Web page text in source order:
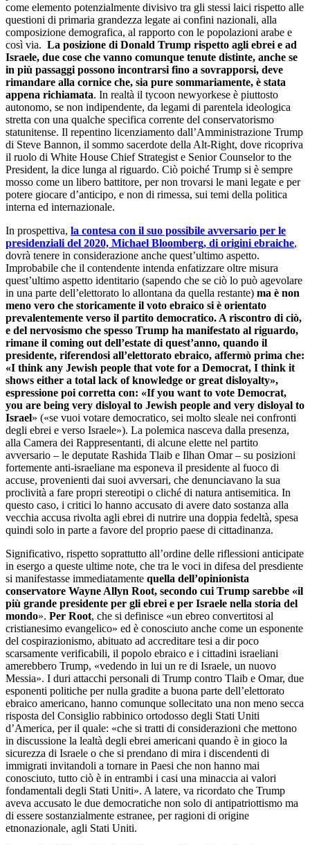
come elemento potenzialmente divisivo tra gli stessi laici rispetto alle
questioni di primaria grandezza legate ai confini nazionali, alla
composizione demografica, al rapporto con le popolazioni arabe e
così via. La posizione di Donald Trump rispetto agli ebrei e ad
Israele, due cose che vanno comunque tenute distinte, anche se
in più passaggi possono incontrarsi fino a sovrapporsi, deve
rimandare alla cornice che, sia pure sommariamente, è stata
appena richiamata. In realtà il tycoon newyorkese è piuttosto
autonomo, se non indipendente, da legami di parentela ideologica
stretta con una qualche specifica corrente del conservatorismo
statunitense. Il repentino licenziamento dall’Amministrazione Trump
di Steve Bannon, il sommo sacerdote della Alt-Right, dove ricopriva
il ruolo di White House Chief Strategist e Senior Counselor to the
President, la dice lunga al riguardo. Ciò poiché Trump si è sempre
mosso come un libero battitore, per non trovarsi le mani legate e per
potere giocare d’anticipo, e non di rimessa, sui temi della politica
interna ed internazionale.
In prospettiva, la contesa con il suo possibile avversario per le
presidenziali del 2020, Michael Bloomberg, di origini ebraiche,
dovrà tenere in considerazione anche quest’ultimo aspetto.
Improbabile che il contendente intenda enfatizzare oltre misura
quest’ultimo aspetto identitario (sapendo che se ciò lo può agevolare
in una parte dell’elettorato lo allontana da quella restante) ma è non
meno vero che storicamente il voto ebraico si è orientato
prevalentemente verso il partito democratico. A riscontro di ciò,
e del nervosismo che spesso Trump ha manifestato al riguardo,
rimane il coming out dell’estate di quest’anno, quando il
presidente, riferendosi all’elettorato ebraico, affermò prima che:
«I think any Jewish people that vote for a Democrat, I think it
shows either a total lack of knowledge or great disloyalty»,
espressione poi corretta con: «If you want to vote Democrat,
you are being very disloyal to Jewish people and very disloyal to
Israel» («se vuoi votare democratico, sei molto sleale nei confronti
degli ebrei e verso Israele»). La polemica nasceva dalla presenza,
alla Camera dei Rappresentanti, di alcune elette nel partito
avversario – le deputate Rashida Tlaib e Ilhan Omar – su posizioni
fortemente anti-israeliane ma esponeva il presidente al fuoco di
accuse, provenienti dai suoi avversari, che denunciavano la sua
proclività a fare propri stereotipi o cliché di natura antisemitica. In
questo caso, i critici lo hanno accusato di avere dato sostanza alla
vecchia accusa rivolta agli ebrei di nutrire una doppia fedeltà, spesa
quindi solo in parte a favore del proprio paese di cittadinanza.
Significativo, rispetto soprattutto all’ordine delle riflessioni anticipate
in esergo a queste ultime note, che tra le voci in difesa del presdiente
si manifestasse immediatamente quella dell’opinionista
conservatore Wayne Allyn Root, secondo cui Trump sarebbe «il
più grande presidente per gli ebrei e per Israele nella storia del
mondo». Per Root, che si definisce «un ebreo convertitosi al
cristianesimo evangelico» ed è conosciuto anche come un esponente
del cospirazionismo, abituato ad accreditare tesi a dir poco
scarsamente verificabili, il popolo ebraico e i cittadini israeliani
amerebbero Trump, «vedendo in lui un re di Israele, un nuovo
Messia». I duri attacchi personali di Trump contro Tlaib e Omar, due
esponenti politiche per nulla gradite a buona parte dell’elettorato
ebraico americano, hanno comunque sollecitato una non meno secca
risposta del Consiglio rabbinico ortodosso degli Stati Uniti
d’America, per il quale: «che si tratti di considerazioni che mettono
in discussione la lealtà degli ebrei americani quando è in gioco la
sicurezza di Israele o che si prendano di mira i discendenti di
immigrati invitandoli a tornare in Paesi che non hanno mai
conosciuto, tutto ciò è in entrambi i casi una minaccia ai valori
fondamentali degli Stati Uniti». A latere, va ricordato che Trump
aveva accusato le due democratiche non solo di antipatriottismo ma
di essere sostanzialmente estranee, per ragioni di origine
etnonazionale, agli Stati Uniti.